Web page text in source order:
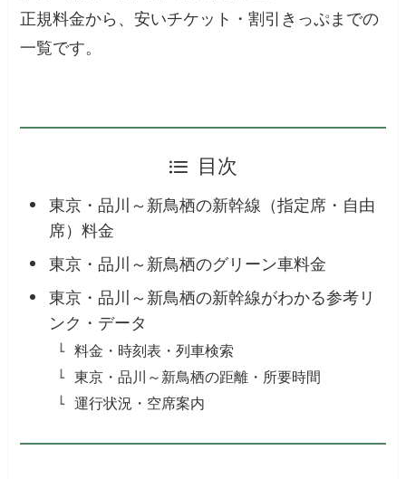
正規料金から、安いチケット・割引きっぷまでの
一覧です。
目次
東京・品川～新鳥栖の新幹線（指定席・自由
席）料金
東京・品川～新鳥栖のグリーン車料金
東京・品川～新鳥栖の新幹線がわかる参考リ
ンク・データ
料金・時刻表・列車検索
東京・品川～新鳥栖の距離・所要時間
運行状況・空席案内